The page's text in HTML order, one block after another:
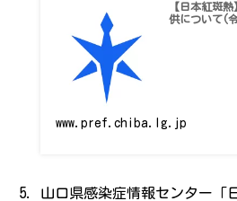
【日本紅斑
供について(
www.pref.chiba.lg.jp
山口県感染症情報センター「